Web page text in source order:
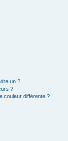
un ?
?
couleur différente ?